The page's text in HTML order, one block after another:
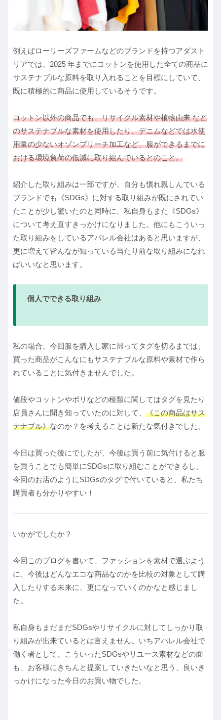
例えばローリーズファームなどのブランドを持つアダスト
リアでは、2025 年までにコットンを使用した全ての商品に
サステナブルな原料を取り入れることを目標にしていて、
既に積極的に商品に使用しているそうです。
コットン以外の商品でも、リサイクル素材や植物由来 など
のサステナブルな素材を使用したり、デニムなどでは水使
用量の少ないオゾンブリーチ加工など、服ができるまでに
おける環境負荷の低減に取り組んでいるとのこと。
紹介した取り組みは一部ですが、自分も慣れ親しんでいる
ブランドでも《SDGs》に対する取り組みが既にされてい
たことが少し驚いたのと同時に、私自身もまた《SDGs》
について考え直すきっかけになりました。他にもこういっ
た取り組みをしているアパレル会社はあると思いますが、
更に増えて皆んなが知っている当たり前な取り組みになれ
ばいいなと思います。
個人でできる取り組み
私の場合、今回服を購入し家に帰ってタグを切るまでは、
買った商品がこんなにもサステナブルな原料や素材で作ら
れていることに気付きませんでした。
値段やコットンやポリなどの種類に関してはタグを見たり
店員さんに聞き知っていたのに対して、 《この商品はサス
テナブル》なのか？を考えることは新たな気付きでした。
今日は買った後にでしたが、今後は買う前に気付けると服
を買うことでも簡単にSDGsに取り組むことができるし、
今回のお店のようにSDGsのタグで付いていると、私たち
購買者も分かりやすい！
いかがでしたか？
今回このブログを書いて、ファッションを素材で選ぶよう
に、今後はどんなエコな商品なのかを比較の対象として購
入したりする未来に、更になっていくのかなと感じまし
た。
私自身もまだまだSDGsやリサイクルに対してしっかり取
り組みが出来ているとは言えません。いちアパレル会社で
働く者として、こういったSDGsやリユース素材などの面
も、お客様にきちんと提案していきたいなと思う、良いき
っかけになった今日のお買い物でした。